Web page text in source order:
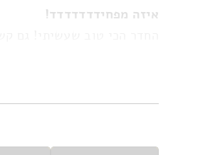
איזה מפחידדדדדדד!